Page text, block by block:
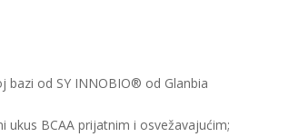
bazi od SY INNOBIO® od Glanbia
ukus BCAA prijatnim i osvežavajućim;